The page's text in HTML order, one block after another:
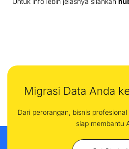
Migrasi Data Anda
Dari perorangan, bisnis
siap membantu